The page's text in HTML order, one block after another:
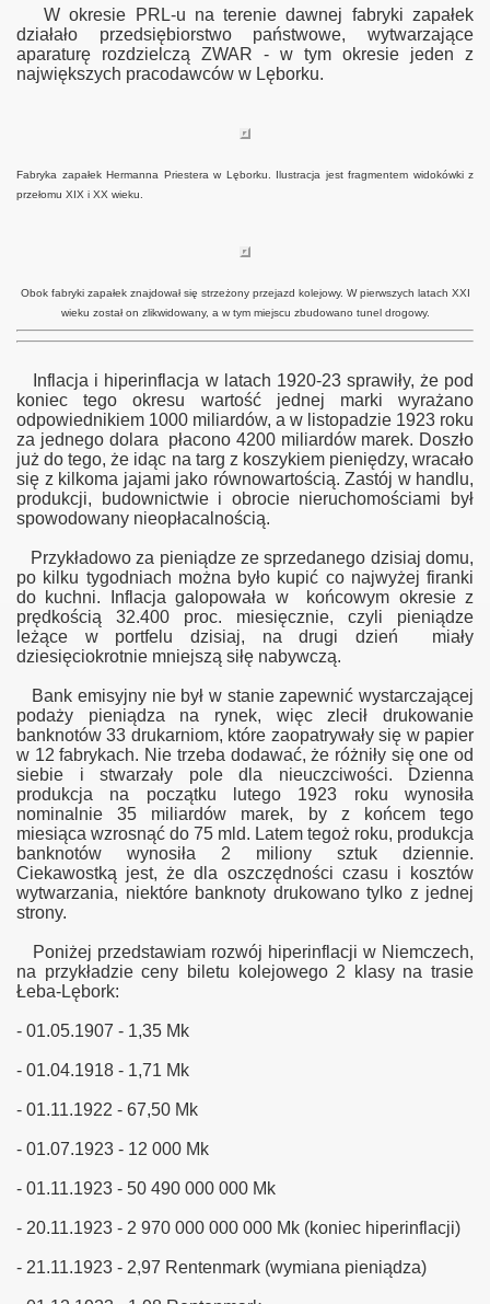
W okresie PRL-u na terenie dawnej fabryki zapałek
działało przedsiębiorstwo państwowe, wytwarzające
aparaturę rozdzielczą ZWAR - w tym okresie jeden z
największych pracodawców w Lęborku.
Fabryka zapałek Hermanna Priestera w Lęborku. Ilustracja jest fragmentem widokówki z
przełomu XIX i XX wieku.
Obok fabryki zapałek znajdował się strzeżony przejazd kolejowy. W pierwszych latach XXI
wieku został on zlikwidowany, a w tym miejscu zbudowano tunel drogowy.
Inflacja i hiperinflacja w latach 1920-23 sprawiły, że pod
koniec tego okresu wartość jednej marki wyrażano
odpowiednikiem 1000 miliardów, a w listopadzie 1923 roku
za jednego dolara płacono 4200 miliardów marek. Doszło
już do tego, że idąc na targ z koszykiem pieniędzy, wracało
się z kilkoma jajami jako równowartością. Zastój w handlu,
produkcji, budownictwie i obrocie nieruchomościami był
spowodowany nieopłacalnością.
Przykładowo za pieniądze ze sprzedanego dzisiaj domu,
po kilku tygodniach można było kupić co najwyżej firanki
do kuchni. Inflacja galopowała w końcowym okresie z
prędkością 32.400 proc. miesięcznie, czyli pieniądze
leżące w portfelu dzisiaj, na drugi dzień miały
dziesięciokrotnie mniejszą siłę nabywczą.
Bank emisyjny nie był w stanie zapewnić wystarczającej
podaży pieniądza na rynek, więc zlecił drukowanie
banknotów 33 drukarniom, które zaopatrywały się w papier
w 12 fabrykach. Nie trzeba dodawać, że różniły się one od
siebie i stwarzały pole dla nieuczciwości. Dzienna
produkcja na początku lutego 1923 roku wynosiła
nominalnie 35 miliardów marek, by z końcem tego
miesiąca wzrosnąć do 75 mld. Latem tegoż roku, produkcja
banknotów wynosiła 2 miliony sztuk dziennie.
Ciekawostką jest, że dla oszczędności czasu i kosztów
wytwarzania, niektóre banknoty drukowano tylko z jednej
strony.
Poniżej przedstawiam rozwój hiperinflacji w Niemczech,
na przykładzie ceny biletu kolejowego 2 klasy na trasie
Łeba-Lębork:
- 01.05.1907 - 1,35 Mk
- 01.04.1918 - 1,71 Mk
- 01.11.1922 - 67,50 Mk
- 01.07.1923 - 12 000 Mk
- 01.11.1923 - 50 490 000 000 Mk
- 20.11.1923 - 2 970 000 000 000 Mk (koniec hiperinflacji)
- 21.11.1923 - 2,97 Rentenmark (wymiana pieniądza)